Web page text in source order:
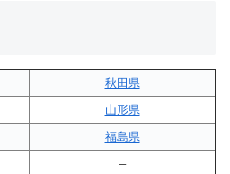
秋田県
山形県
福島県
–